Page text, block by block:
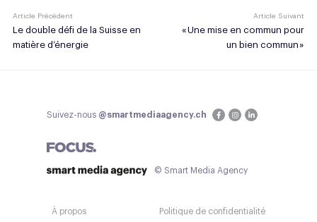
Article Précédent
Le double défi de la Suisse en
matière d’énergie
Article Suivant
« Une mise en commun pour
un bien commun »
Suivez-nous @smartmediaagency.ch
© Smart Media Agency
À propos Politique de confidentialité